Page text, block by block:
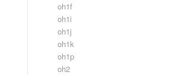
oh1f
oh1i
oh1j
oh1k
oh1p
oh2